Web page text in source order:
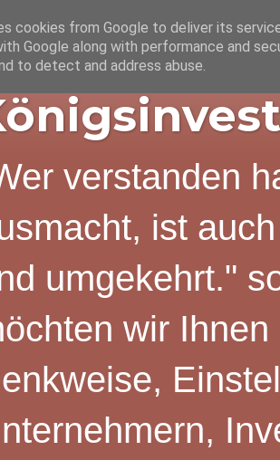
verstanden
ist
umgekehrt."
wir
cookies from Google to deliver its
Google along with performance and
to detect and address abuse.